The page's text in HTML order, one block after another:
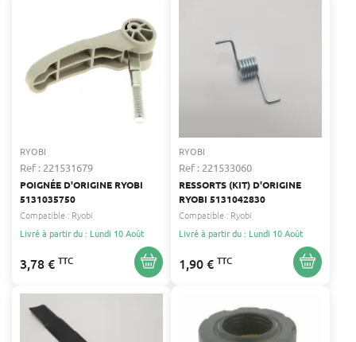
RYOBI
Ref : 221531679
POIGNÉE D'ORIGINE RYOBI
5131035750
Compatible : Ryobi
Livré à partir du : Lundi 10 Août
3,78 € TTC
RYOBI
Ref : 221533060
RESSORTS (KIT) D'ORIGINE
RYOBI 5131042830
Compatible : Ryobi
Livré à partir du : Lundi 10 Août
1,90 € TTC